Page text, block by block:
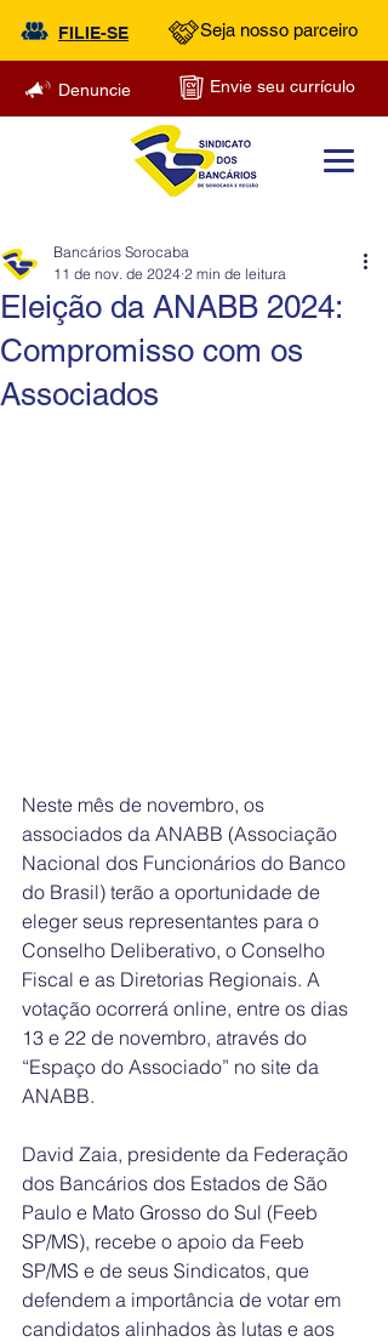
FILIE-SE Seja nosso parceiro
Denuncie Envie seu currículo
Eleição da ANABB 2024:
Compromisso com os
Associados
Bancários Sorocaba
11 de nov. de 2024 2 min de leitura
Neste mês de novembro, os
associados da ANABB (Associação
Nacional dos Funcionários do Banco
do Brasil) terão a oportunidade de
eleger seus representantes para o
Conselho Deliberativo, o Conselho
Fiscal e as Diretorias Regionais. A
votação ocorrerá online, entre os dias
13 e 22 de novembro, através do
“Espaço do Associado” no site da
ANABB.
David Zaia, presidente da Federação
dos Bancários dos Estados de São
Paulo e Mato Grosso do Sul (Feeb
SP/MS), recebe o apoio da Feeb
SP/MS e de seus Sindicatos, que
defendem a importância de votar em
candidatos alinhados às lutas e aos